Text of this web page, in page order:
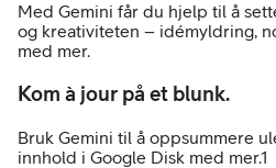
Med Gemini får du hjelp til å
og kreativiteten – idémyldring,
med mer.
Kom à jour på et blunk.
Bruk Gemini til å oppsummere
innhold i Google Disk med mer.1